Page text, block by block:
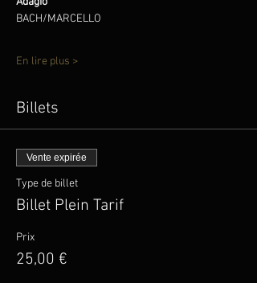
BACH/MARCELLO
En lire plus >
Billets
Vente expirée
Type de billet
Billet Plein Tarif
Prix
25,00 €